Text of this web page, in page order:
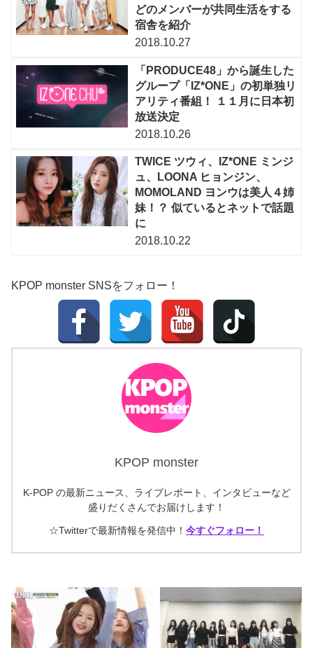
どのメンバーが共同生活をする
宿舎を紹介
2018.10.27
「PRODUCE48」から誕生した
グループ「IZ*ONE」の初単独リ
アリティ番組！ １１月に日本初
放送決定
2018.10.26
TWICE ツウィ、IZ*ONE ミンジ
ュ、LOONA ヒョンジン、
MOMOLAND ヨンウは美人４姉
妹！？ 似ているとネットで話題
に
2018.10.22
KPOP monster SNSをフォロー！
KPOP monster
K-POP の最新ニュース、ライブレポート、インタビューなど
盛りだくさんでお届けします！
☆Twitterで最新情報を発信中！ 今すぐフォロー！